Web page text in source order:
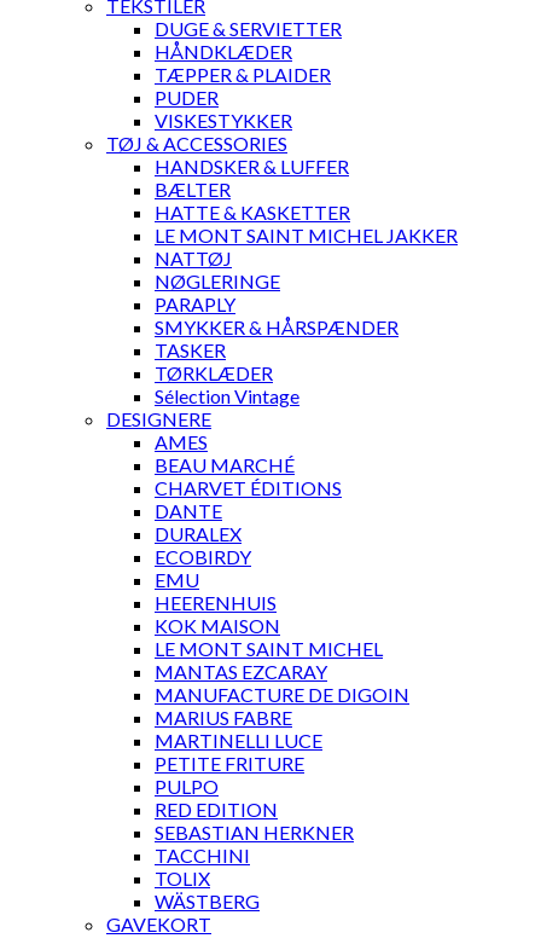
TEKSTILER
DUGE & SERVIETTER
HÅNDKLÆDER
TÆPPER & PLAIDER
PUDER
VISKESTYKKER
TØJ & ACCESSORIES
HANDSKER & LUFFER
BÆLTER
HATTE & KASKETTER
LE MONT SAINT MICHEL JAKKER
NATTØJ
NØGLERINGE
PARAPLY
SMYKKER & HÅRSPÆNDER
TASKER
TØRKLÆDER
Sélection Vintage
DESIGNERE
AMES
BEAU MARCHÉ
CHARVET ÉDITIONS
DANTE
DURALEX
ECOBIRDY
EMU
HEERENHUIS
KOK MAISON
LE MONT SAINT MICHEL
MANTAS EZCARAY
MANUFACTURE DE DIGOIN
MARIUS FABRE
MARTINELLI LUCE
PETITE FRITURE
PULPO
RED EDITION
SEBASTIAN HERKNER
TACCHINI
TOLIX
WÄSTBERG
GAVEKORT